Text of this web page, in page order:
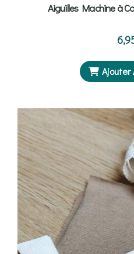
Aiguilles Machine à
Ajouter